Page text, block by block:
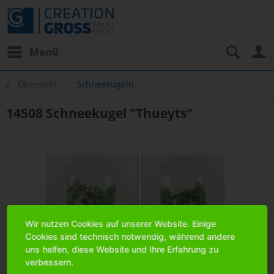
Menü
Übersicht Schneekugeln
14508 Schneekugel "Thueyts"
Wir nutzen Cookies auf unserer Website. Einige
Cookies sind technisch notwendig, während andere
uns helfen, diese Website und Ihre Erfahrung zu
verbessern.